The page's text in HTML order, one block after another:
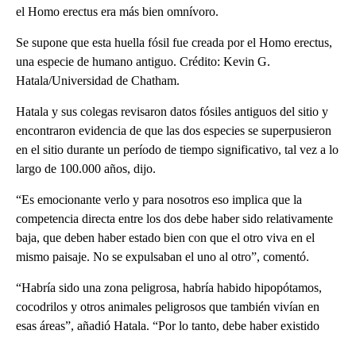
el Homo erectus era más bien omnívoro.
Se supone que esta huella fósil fue creada por el Homo erectus,
una especie de humano antiguo. Crédito: Kevin G.
Hatala/Universidad de Chatham.
Hatala y sus colegas revisaron datos fósiles antiguos del sitio y
encontraron evidencia de que las dos especies se superpusieron
en el sitio durante un período de tiempo significativo, tal vez a lo
largo de 100.000 años, dijo.
“Es emocionante verlo y para nosotros eso implica que la
competencia directa entre los dos debe haber sido relativamente
baja, que deben haber estado bien con que el otro viva en el
mismo paisaje. No se expulsaban el uno al otro”, comentó.
“Habría sido una zona peligrosa, habría habido hipopótamos,
cocodrilos y otros animales peligrosos que también vivían en
esas áreas”, añadió Hatala. “Por lo tanto, debe haber existido